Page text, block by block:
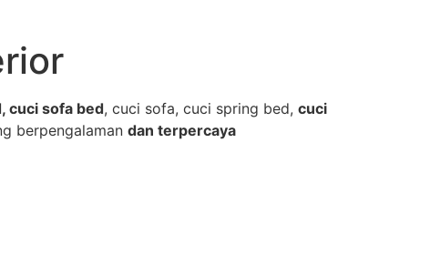
cuci sofa bed, cuci sofa, cuci spring bed, cuci
berpengalaman dan terpercaya